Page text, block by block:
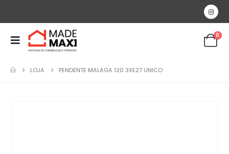
0
LOJA PENDENTE MALAGA 120 3XE27 UNICO